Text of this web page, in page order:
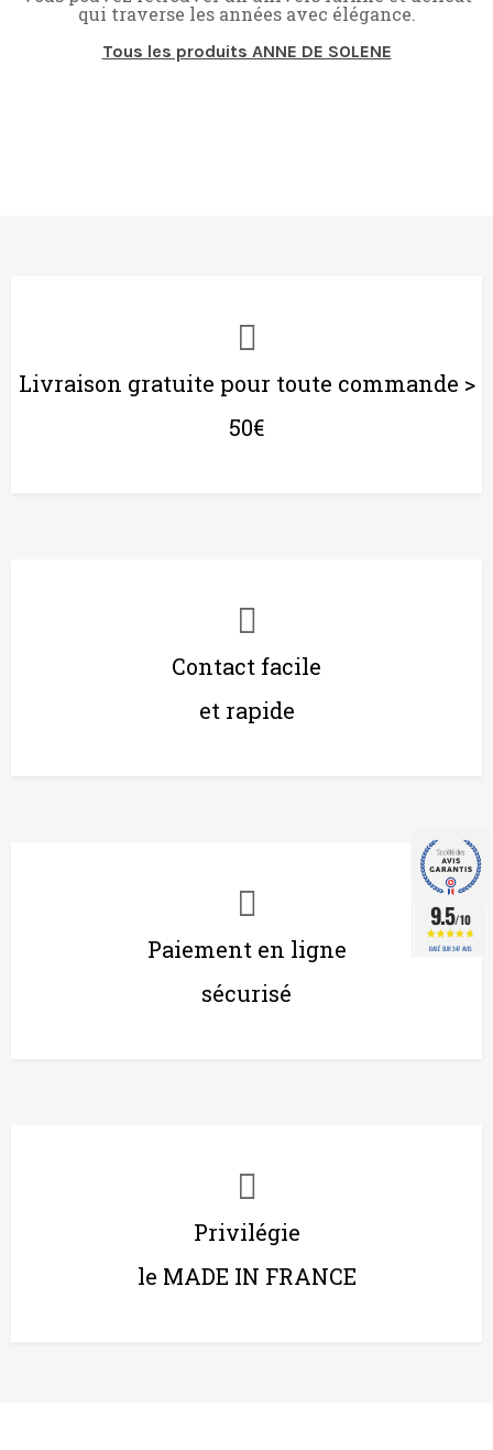
qui traverse les années avec élégance.
Tous les produits ANNE DE SOLENE
Livraison gratuite pour toute commande >
50€
Contact facile
et rapide
Paiement en ligne
sécurisé
Privilégie
le MADE IN FRANCE
9.5/10
BASÉ SUR 347 AVIS